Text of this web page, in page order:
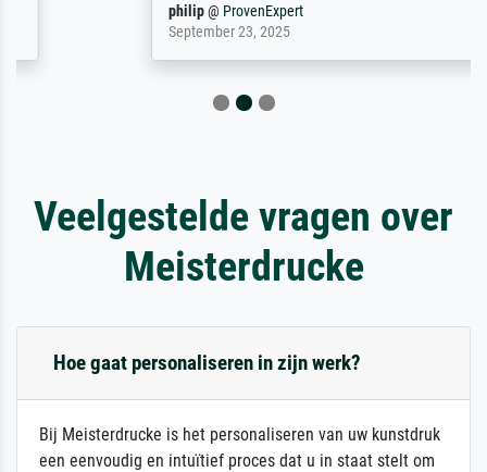
ProvenExpert
September 23, 2025
Veelgestelde vragen over
Meisterdrucke
Hoe gaat personaliseren in zijn werk?
Bij Meisterdrucke is het personaliseren van uw kunstdruk
een eenvoudig en intuïtief proces dat u in staat stelt om